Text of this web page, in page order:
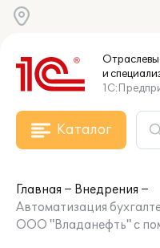
и
Каталог
Главная
Внедрения
Автоматизация
ООО "Владанефть" с